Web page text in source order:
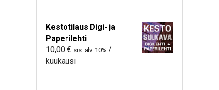
Kestotilaus Digi- ja
Paperilehti
10,00 € sis. alv. 10% /
kuukausi